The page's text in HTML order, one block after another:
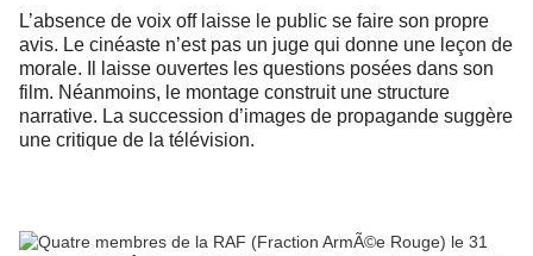
L’absence de voix off laisse le public se faire son propre
avis. Le cinéaste n’est pas un juge qui donne une leçon de
morale. Il laisse ouvertes les questions posées dans son
film. Néanmoins, le montage construit une structure
narrative. La succession d’images de propagande suggère
une critique de la télévision.